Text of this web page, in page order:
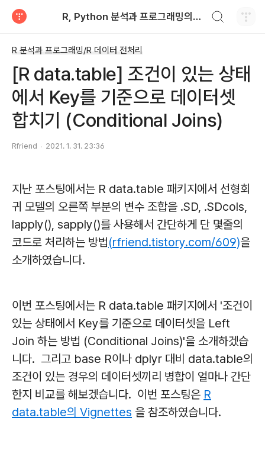
R, Python 분석과 프로그래밍의 친구 (by R Friend)
R 분석과 프로그래밍/R 데이터 전처리
[R data.table] 조건이 있는 상태
에서 Key를 기준으로 데이터셋
합치기 (Conditional Joins)
Rfriend 2021. 1. 31. 23:36
지난 포스팅에서는 R data.table 패키지에서 선형회
귀 모델의 오른쪽 부분의 변수 조합을 .SD, .SDcols,
lapply(), sapply()를 사용해서 간단하게 단 몇줄의
코드로 처리하는 방법(rfriend.tistory.com/609)을
소개하였습니다.
이번 포스팅에서는 R data.table 패키지에서 '조건이
있는 상태에서 Key를 기준으로 데이터셋을 Left
Join 하는 방법 (Conditional Joins)'을 소개하겠습
니다. 그리고 base R이나 dplyr 대비 data.table의
조건이 있는 경우의 데이터셋끼리 병합이 얼마나 간단
한지 비교를 해보겠습니다. 이번 포스팅은 R
data.table의 Vignettes 을 참조하였습니다.